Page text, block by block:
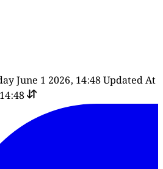
June 1 2026, 14:48Updated At